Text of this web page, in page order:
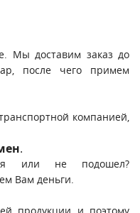
Мы доставим заказ до
после чего примем
компанией,
.
или не подошел?
Вам деньги.